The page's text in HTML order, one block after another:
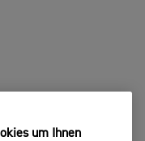
um Ihnen